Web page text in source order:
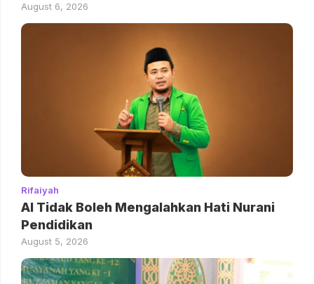
August 6, 2026
Rifaiyah
AI Tidak Boleh Mengalahkan Hati Nurani
Pendidikan
August 5, 2026